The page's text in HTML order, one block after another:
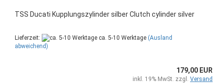
TSS Ducati Kupplungszylinder silber Clutch cylinder silver
Lieferzeit: ca. 5-10 Werktage (Ausland
abweichend)
179,00 EUR
inkl. 19% MwSt. zzgl. Versand